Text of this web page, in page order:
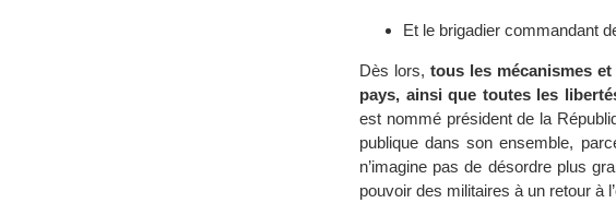
Et le brigadier commandant
Dès lors, tous les mécanismes
pays, ainsi que toutes les
est nommé président de la
publique dans son ensemble,
n’imagine pas de désordre plus
pouvoir des militaires à un retour à